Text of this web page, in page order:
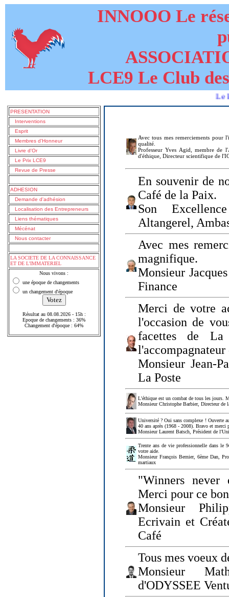
INNOOO Le
LCE9 Le Club
Le livre de
PRESENTATION
Interventions
Esprit
Membres d'Honneur
Livre d'Or
Le Prix LCE9
Revue de Presse
ADHESION
Demande d'adhésion
Localisation des Entrepreneurs
Liens thématiques
Mécénat
Nous contacter
LA SOCIETE DE LA CONNAISSANCE
ET DE L'IMMATERIEL
Nous vivons :
une époque de changements
un changement d'époque
Résultat au 08.08.2026 - 15h :
Epoque de changements : 36%
Changement d'époque : 64%
Avec tous mes remerciements pour
qualité.
Professeur Yves Agid, membre de
d'éthique, Directeur scientifique de
En souvenir de
Café de la Paix.
Son
Altangerel,
Avec mes
magnifique.
Monsieur
Finance
Merci de votre
l'occasion de
facettes de
Monsieur Jean-
La Poste
L'éthique est un combat de tous les jours.
Monsieur Christophe Barbier, Directeur de
Université ? Oui sans complexe ! Ouverte
40 ans après (1968 - 2008). Bravo et merci
Monsieur Laurent Batsch, Président de
Trente ans de vie professionnelle dans le
votre aide.
Monsieur François Bernier, 6ème Dan,
martiaux
"Winners
Merci pour ce
Monsieur
Ecrivain et
Café
Tous mes voeux
Monsieur
d'ODYSSEE